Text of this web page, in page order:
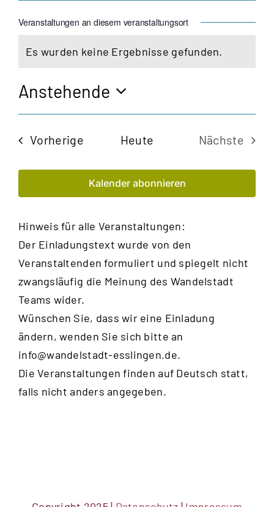
Veranstaltungen an diesem veranstaltungsort
Hinweis
Es wurden keine Ergebnisse gefunden.
Anstehende
Datum
VorherigeVeranstaltungen
Heute
Nächste
Kalender abonnieren
Hinweis für alle Veranstaltungen:
Der Einladungstext wurde von den
Veranstaltenden formuliert und spiegelt nicht
zwangsläufig die Meinung des Wandelstadt
Teams wider.
Wünschen Sie, dass wir eine Einladung
ändern, wenden Sie sich bitte an
info@wandelstadt-esslingen.de.
Die Veranstaltungen finden auf Deutsch statt,
falls nicht anders angegeben.